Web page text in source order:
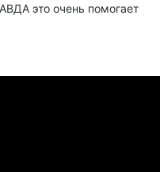
это очень помогает